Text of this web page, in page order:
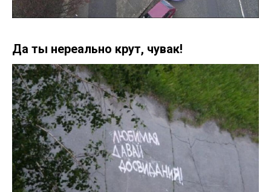
Да ты нереально крут, чувак!